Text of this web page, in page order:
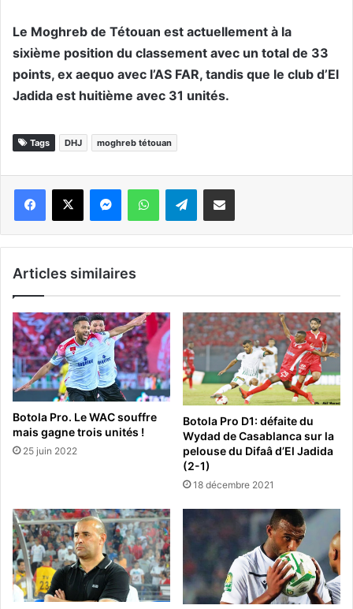
Le Moghreb de Tétouan est actuellement à la
sixième position du classement avec un total de 33
points, ex aequo avec l’AS FAR, tandis que le club d’El
Jadida est huitième avec 31 unités.
Tags DHJ moghreb tétouan
WhatsApp Telegram
Articles similaires
Botola Pro. Le WAC souffre
mais gagne trois unités !
25 juin 2022
Botola Pro D1: défaite du
Wydad de Casablanca sur la
pelouse du Difaâ d’El Jadida
(2-1)
18 décembre 2021